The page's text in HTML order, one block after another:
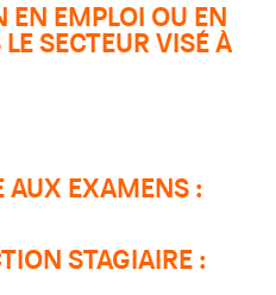
EN EMPLOI OU EN
SECTEUR VISÉ À
AUX EXAMENS :
STAGIAIRE :